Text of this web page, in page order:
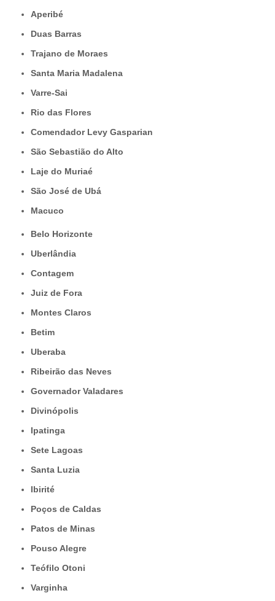
Aperibé
Duas Barras
Trajano de Moraes
Santa Maria Madalena
Varre-Sai
Rio das Flores
Comendador Levy Gasparian
São Sebastião do Alto
Laje do Muriaé
São José de Ubá
Macuco
Belo Horizonte
Uberlândia
Contagem
Juiz de Fora
Montes Claros
Betim
Uberaba
Ribeirão das Neves
Governador Valadares
Divinópolis
Ipatinga
Sete Lagoas
Santa Luzia
Ibirité
Poços de Caldas
Patos de Minas
Pouso Alegre
Teófilo Otoni
Varginha